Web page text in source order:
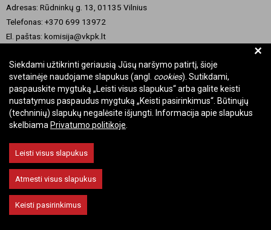
Adresas: Rūdninkų g. 13, 01135 Vilnius
Telefonas: +370 699 13972
El. paštas: komisija@vkpk.lt
© 2026 Valstybinė kultūros paveldo komisija. Visos teisės saugomos.
Keisti slapukų nustatymus
+
Siekdami užtikrinti geriausią Jūsų naršymo patirtį, šioje
svetainėje naudojame slapukus (angl. cookies). Sutikdami,
paspauskite mygtuką „Leisti visus slapukus“ arba galite keisti
nustatymus paspaudus mygtuką „Keisti pasirinkimus“. Būtinųjų
(techninių) slapukų negalėsite išjungti. Informacija apie slapukus
skelbiama Privatumo politikoje
Leisti visus slapukus
Atmesti visus slapukus
Keisti pasirinkimus